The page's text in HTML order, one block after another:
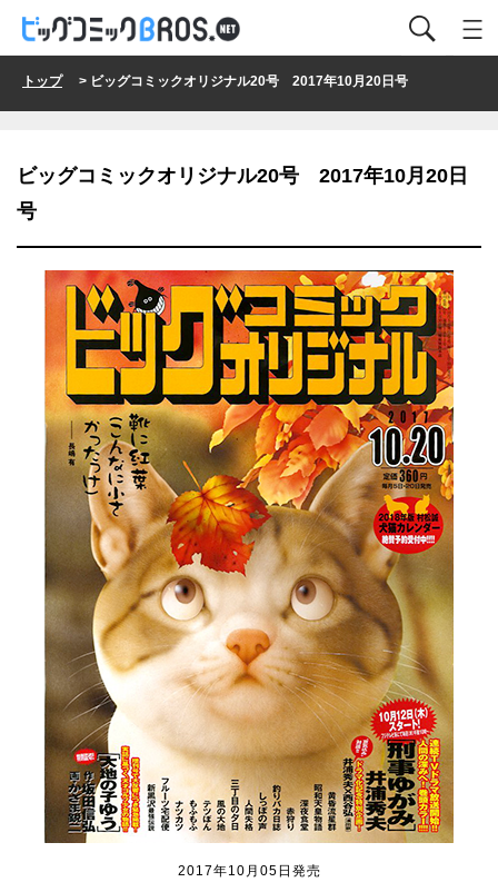
トップ> ビッグコミックオリジナル20号 2017年10月20日号
ビッグコミックオリジナル20号 2017年10月20日
号
2017年10月05日発売